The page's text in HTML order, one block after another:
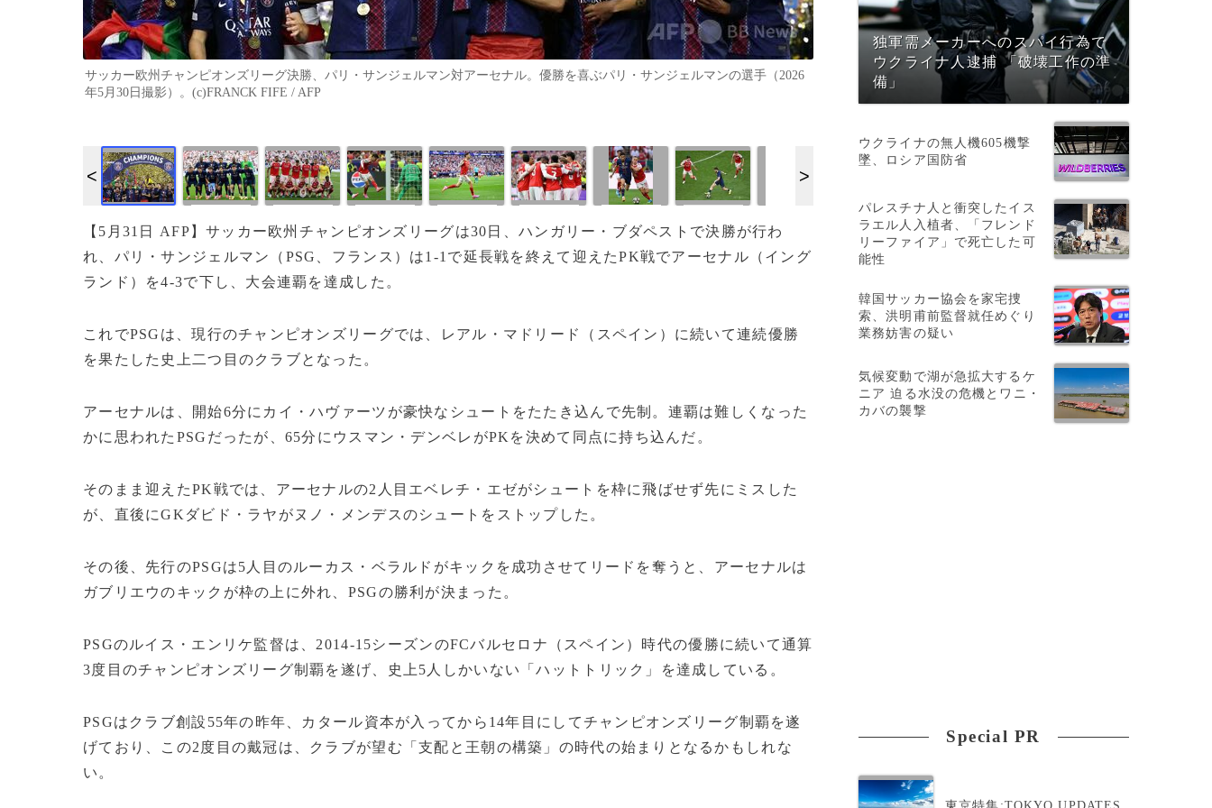
サッカー欧州チャンピオンズリーグ決勝、パリ・サンジェルマン対アーセナル。優勝を喜ぶパリ・サンジェルマンの選手（2026
年5月30日撮影）。(c)FRANCK FIFE / AFP
【5月31日 AFP】サッカー欧州チャンピオンズリーグは30日、ハンガリー・ブダペストで決勝が行わ
れ、パリ・サンジェルマン（PSG、フランス）は1-1で延長戦を終えて迎えたPK戦でアーセナル（イング
ランド）を4-3で下し、大会連覇を達成した。
これでPSGは、現行のチャンピオンズリーグでは、レアル・マドリード（スペイン）に続いて連続優勝
を果たした史上二つ目のクラブとなった。
アーセナルは、開始6分にカイ・ハヴァーツが豪快なシュートをたたき込んで先制。連覇は難しくなった
かに思われたPSGだったが、65分にウスマン・デンベレがPKを決めて同点に持ち込んだ。
そのまま迎えたPK戦では、アーセナルの2人目エベレチ・エゼがシュートを枠に飛ばせず先にミスした
が、直後にGKダビド・ラヤがヌノ・メンデスのシュートをストップした。
その後、先行のPSGは5人目のルーカス・ベラルドがキックを成功させてリードを奪うと、アーセナルは
ガブリエウのキックが枠の上に外れ、PSGの勝利が決まった。
PSGのルイス・エンリケ監督は、2014-15シーズンのFCバルセロナ（スペイン）時代の優勝に続いて通算
3度目のチャンピオンズリーグ制覇を遂げ、史上5人しかいない「ハットトリック」を達成している。
PSGはクラブ創設55年の昨年、カタール資本が入ってから14年目にしてチャンピオンズリーグ制覇を遂
げており、この2度目の戴冠は、クラブが望む「支配と王朝の構築」の時代の始まりとなるかもしれな
い。
独軍需メーカーへのスパイ行為で
ウクライナ人逮捕 「破壊工作の準
備」
ウクライナの無人機605機撃
墜、ロシア国防省
パレスチナ人と衝突したイス
ラエル人入植者、「フレンド
リーファイア」で死亡した可
能性
韓国サッカー協会を家宅捜
索、洪明甫前監督就任めぐり
業務妨害の疑い
気候変動で湖が急拡大するケ
ニア 迫る水没の危機とワニ・
カバの襲撃
Special PR
東京特集:TOKYO UPDATES